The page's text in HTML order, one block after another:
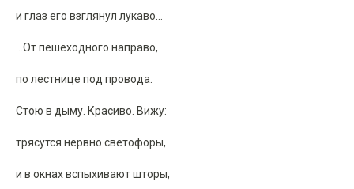
и глаз его взглянул лукаво…
…От пешеходного направо,
по лестнице под провода.
Стою в дыму. Красиво. Вижу:
трясутся нервно светофоры,
и в окнах вспыхивают шторы,